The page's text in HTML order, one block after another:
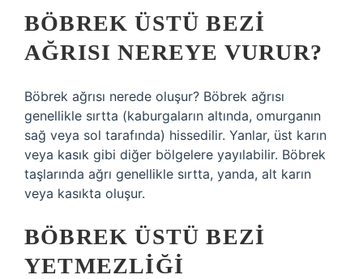
BÖBREK ÜSTÜ BEZI
AĞRISI NEREYE VURUR?
Böbrek ağrısı nerede oluşur? Böbrek ağrısı
genellikle sırtta (kaburgaların altında, omurganın
sağ veya sol tarafında) hissedilir. Yanlar, üst karın
veya kasık gibi diğer bölgelere yayılabilir. Böbrek
taşlarında ağrı genellikle sırtta, yanda, alt karın
veya kasıkta oluşur.
BÖBREK ÜSTÜ BEZI
YETMEZLIĞI